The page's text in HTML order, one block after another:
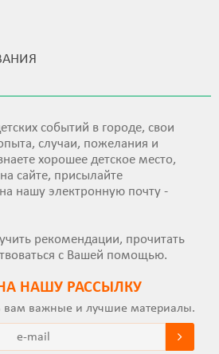
событий в городе, свои
случаи, пожелания и
хорошее детское место,
сайте, присылайте
нашу электронную почту -
рекомендации, прочитать
с Вашей помощью.
НАШУ РАССЫЛКУ
важные и лучшие материалы.